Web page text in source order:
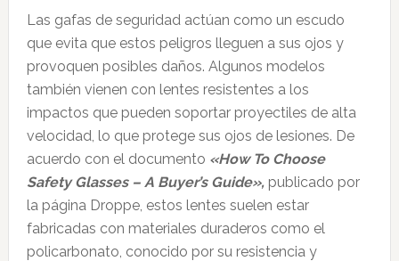
Las gafas de seguridad actúan como un escudo
que evita que estos peligros lleguen a sus ojos y
provoquen posibles daños. Algunos modelos
también vienen con lentes resistentes a los
impactos que pueden soportar proyectiles de alta
velocidad, lo que protege sus ojos de lesiones. De
acuerdo con el documento «How To Choose
Safety Glasses – A Buyer’s Guide», publicado por
la página Droppe, estos lentes suelen estar
fabricadas con materiales duraderos como el
policarbonato, conocido por su resistencia y